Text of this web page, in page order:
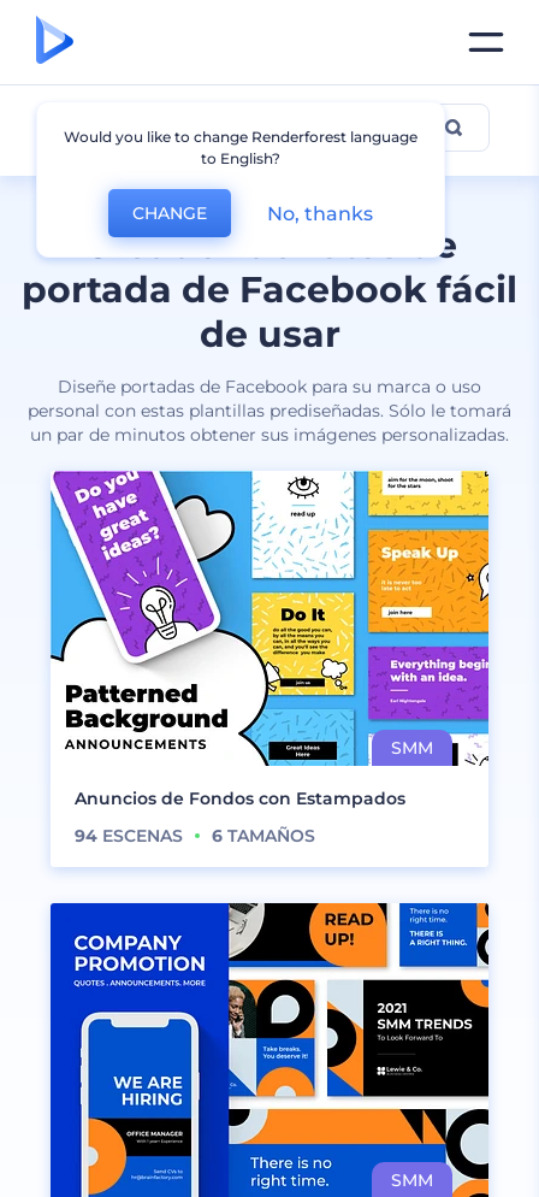
Creador de fotos de
portada de Facebook fácil
de usar
Diseñe portadas de Facebook para su marca o uso
personal con estas plantillas prediseñadas. Sólo le tomará
un par de minutos obtener sus imágenes personalizadas.
Portada de Facebook
Anuncios de Fondos con Estampados
94 ESCENAS 6 TAMAÑOS
Would you like to change Renderforest language
to English?
CHANGE No, thanks